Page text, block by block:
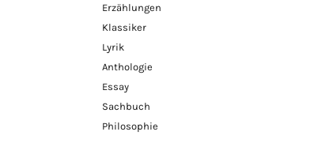
Erzählungen
Klassiker
Lyrik
Anthologie
Essay
Sachbuch
Philosophie